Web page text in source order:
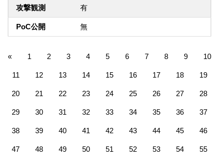
攻撃観測 有
PoC公開 無
« 1 2 3 4 5 6 7 8 9 10
11 12 13 14 15 16 17 18 19
20 21 22 23 24 25 26 27 28
29 30 31 32 33 34 35 36 37
38 39 40 41 42 43 44 45 46
47 48 49 50 51 52 53 54 55